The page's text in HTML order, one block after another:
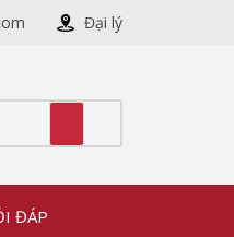
Đại lý
ĐÁP